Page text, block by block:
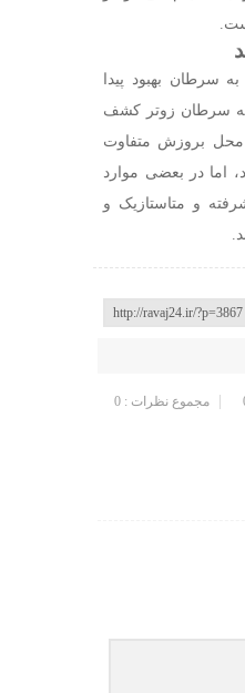
حدود ۵۰ تا ۶۰ درصد مبتلایان به سرطان بهبود پیدا
چه سرطان زوتر کشف
محل بروزش متفاوت
اما در بعضی موارد
و متاستازیک و
مجموع نظرات : 0